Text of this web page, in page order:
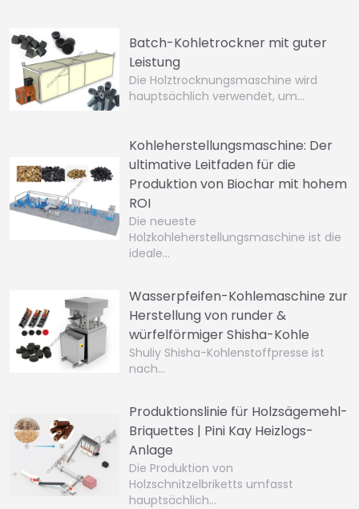
Batch-Kohletrockner mit guter
Leistung
Die Holztrocknungsmaschine wird
hauptsächlich verwendet, um…
Kohleherstellungsmaschine: Der
ultimative Leitfaden für die
Produktion von Biochar mit hohem
ROI
Die neueste
Holzkohleherstellungsmaschine ist die
ideale…
Wasserpfeifen-Kohlemaschine zur
Herstellung von runder &
würfelförmiger Shisha-Kohle
Shuliy Shisha-Kohlenstoffpresse ist
nach…
Produktionslinie für Holzsägemehl-
Briquettes | Pini Kay Heizlogs-
Anlage
Die Produktion von
Holzschnitzelbriketts umfasst
hauptsächlich…